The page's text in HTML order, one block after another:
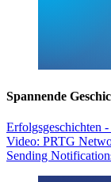
Spannende
Erfolgsgeschichten -
Video: PRTG
Sending